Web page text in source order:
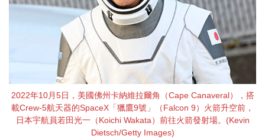
2022年10月5日，美國佛州卡納維拉爾角（Cape Canaveral），搭
載Crew-5航天器的SpaceX「獵鷹9號」（Falcon 9）火箭升空前，
日本宇航員若田光一（Koichi Wakata）前往火箭發射場。(Kevin
Dietsch/Getty Images)